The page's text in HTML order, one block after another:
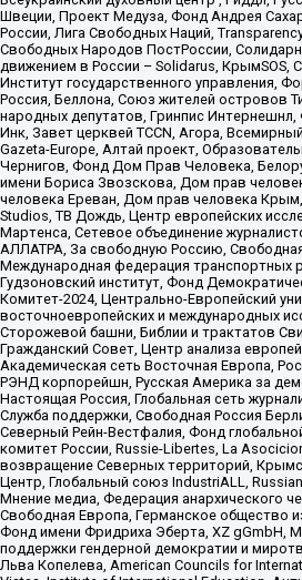
Швеции, Проект Медуза, Фонд Андрея
России, Лига Свободных Наций,
Свободных Народов ПостРоссии,
движением в России – Solidarus, КрымSOS,
Институт государственного управления,
Россия, Беллона, Союз жителей островов
народных депутатов, Гринпис
Инк, Завет церквей TCCN, Агора,
Gazeta-Europe, Алтай проект,
Чернигов, Фонд Дом Прав Человека,
имени Бориса Звозскова, Дом прав
человека Ереван, Дом прав человека
Studios, ТВ Дождь, Центр европейских
Мартенса, Сетевое объединение
АЛЛАТРА, За свободную Россию, Свободная
Международная федерация транспортных
Гудзоновский институт, Фонд
Комитет-2024, Центрально-Европейский
восточноевропейских и международных
Сторожевой башни, Библии и трактатов
Гражданский Совет, Центр анализа
Академическая сеть Восточная Европа,
РЭНД корпорейшн, Русская Америка за
Настоящая Россия, Глобальная сеть
Служба поддержки, Свободная Россия
Северный Рейн-Вестфалия, Фонд
комитет России, Russie-Libertes, La
возвращение Северных территорий,
Центр, Глобальный союз IndustriALL,
Мнение медиа, Федерация анархического
Свободная Европа, Германское общество
Фонд имени Фридриха Эберта, XZ gGmbH,
поддержки гендерной демократии и
Льва Копелева, American Councils for